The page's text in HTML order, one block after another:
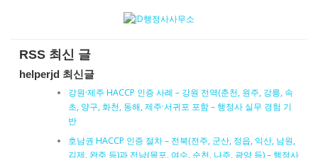
RSS 최신 글
helperjd 최신글
강원·제주 HACCP 인증 사례 – 강원 전역(춘천, 원주, 강릉, 속
초, 양구, 화천, 동해, 제주·서귀포 포함 – 행정사 실무 경험 기
반
호남권 HACCP 인증 절차 – 전북(전주, 군산, 정읍, 익산, 남원,
김제, 완주 등)과 전남(목포, 여수, 순천, 나주, 광양 등) – 행정사